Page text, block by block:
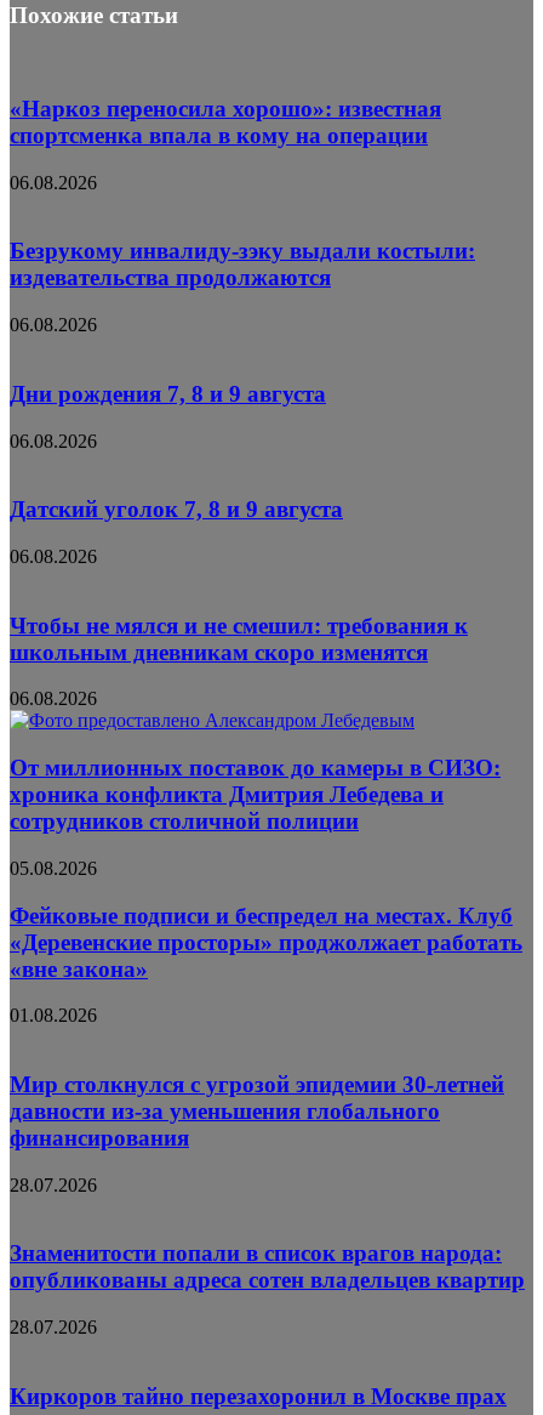
Похожие статьи
«Наркоз переносила хорошо»: известная
спортсменка впала в кому на операции
06.08.2026
Безрукому инвалиду-зэку выдали костыли:
издевательства продолжаются
06.08.2026
Дни рождения 7, 8 и 9 августа
06.08.2026
Датский уголок 7, 8 и 9 августа
06.08.2026
Чтобы не мялся и не смешил: требования к
школьным дневникам скоро изменятся
06.08.2026
От миллионных поставок до камеры в СИЗО:
хроника конфликта Дмитрия Лебедева и
сотрудников столичной полиции
05.08.2026
Фейковые подписи и беспредел на местах. Клуб
«Деревенские просторы» проджолжает работать
«вне закона»
01.08.2026
Мир столкнулся с угрозой эпидемии 30-летней
давности из-за уменьшения глобального
финансирования
28.07.2026
Знаменитости попали в список врагов народа:
опубликованы адреса сотен владельцев квартир
28.07.2026
Киркоров тайно перезахоронил в Москве прах